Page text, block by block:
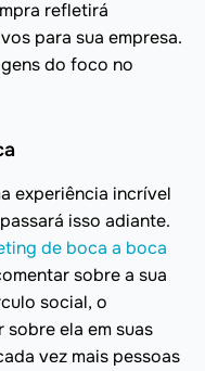
refletirá
para sua empresa.
do foco no
experiência incrível
isso adiante.
de boca a boca
sobre a sua
social, o
ela em suas
vez mais pessoas